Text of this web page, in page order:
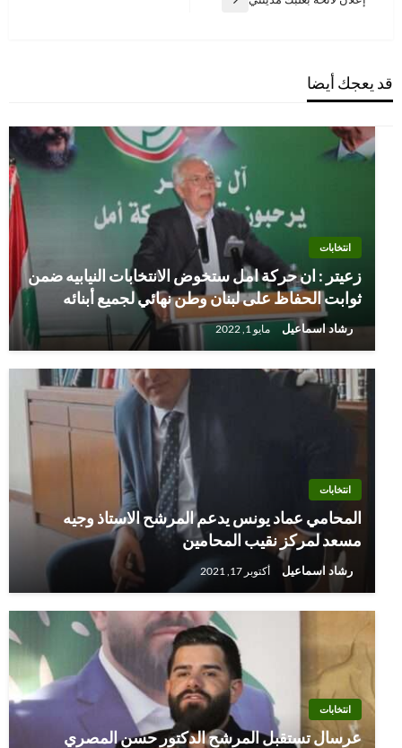
المقالة
قد يعجك أيضا
انتخابات
زعيتر : ان حركة امل ستخوض الانتخابات النيابيه ضمن
ثوابت الحفاظ على لبنان وطن نهائي لجميع أبنائه
رشاد اسماعيل مايو 1, 2022
انتخابات
المحامي عماد يونس يدعم المرشح الاستاذ وجيه
مسعد لمركز نقيب المحامين
رشاد اسماعيل أكتوبر 17, 2021
انتخابات
عرسال تستقبل المرشح الدكتور حسن المصري